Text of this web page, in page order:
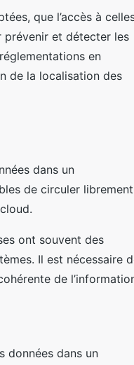
que l’accès à
prévenir et détecter les
en
de la localisation des
dans un
de circuler librement
ont souvent des
Il est nécessaire
de
données dans un